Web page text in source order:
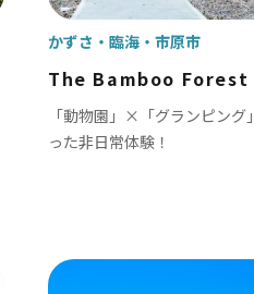
長南町
The Bamboo Forest
「動物園」×「グランピング
った非日常体験！
かずさ・臨海 市原市